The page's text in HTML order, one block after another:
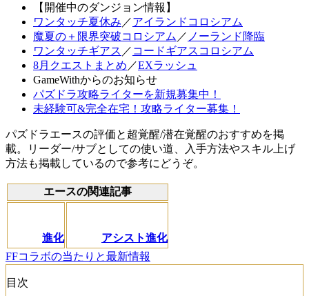
【開催中のダンジョン情報】
ワンタッチ夏休み ／アイランドコロシアム
魔夏の＋限界突破コロシアム ／ ノーランド降臨
ワンタッチギアス ／ コードギアスコロシアム
8月クエストまとめ ／EXラッシュ
GameWithからのお知らせ
パズドラ攻略ライターを新規募集中！
未経験可&完全在宅！攻略ライター募集！
パズドラエースの評価と超覚醒/潜在覚醒のおすすめを掲
載。リーダー/サブとしての使い道、入手方法やスキル上げ
方法も掲載しているので参考にどうぞ。
エースの関連記事
進化
アシスト進化
FFコラボの当たりと最新情報
目次